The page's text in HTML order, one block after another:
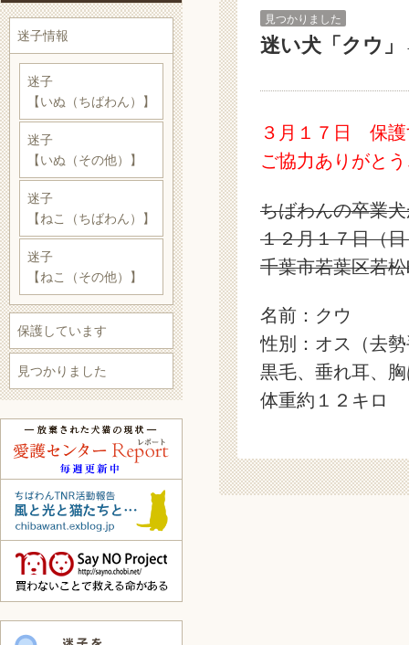
見つかりました
迷い犬「クウ
３月１７日 保護
ご協力ありがと
ちばわんの卒業
１２月１７日（
千葉市若葉区若
名前：クウ
性別：オス（去
黒毛、垂れ耳、
体重約１２キロ
迷子情報
迷子
【いぬ（ちばわん）】
迷子
【いぬ（その他）】
迷子
【ねこ（ちばわん）】
迷子
【ねこ（その他）】
保護しています
見つかりました